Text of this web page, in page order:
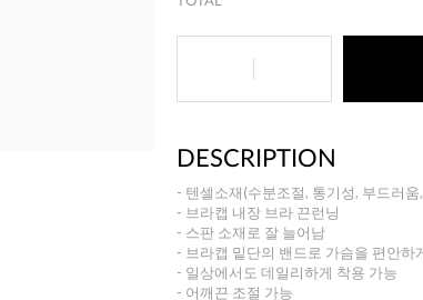
DESCRIPTION
- 텐셀소재(수분조절, 통기성, 부드러움
- 브라캡 내장 브라 끈런닝
- 스판 소재로 잘 늘어남
- 브라캡 밑단의 밴드로 가슴을 편안하
- 일상에서도 데일리하게 착용 가능
- 어깨끈 조절 가능